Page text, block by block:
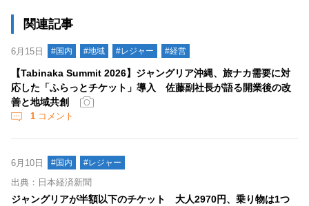
関連記事
6月15日 #国内 #地域 #レジャー #経営
【Tabinaka Summit 2026】ジャングリア沖縄、旅ナカ需要に対
応した「ふらっとチケット」導入 佐藤副社長が語る開業後の改
善と地域共創
1 コメント
6月10日 #国内 #レジャー
出典：日本経済新聞
ジャングリアが半額以下のチケット 大人2970円、乗り物は1つ